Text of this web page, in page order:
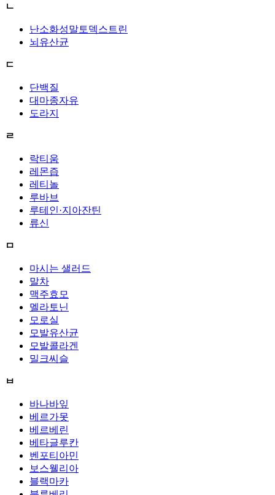
ㄴ
난소화성말토덱스트린
뇌유산균
ㄷ
단백질
대마종자유
도라지
ㄹ
락티움
레몬즙
레티놀
루바브
루테인·지아잔틴
류신
ㅁ
마시는 샐러드
말차
맥주효모
멜라토닌
모로실
모발유산균
모발콜라겐
밀크씨슬
ㅂ
바나바잎
베르가못
베르베린
베타글루칸
벤포티아민
보스웰리아
블랙마카